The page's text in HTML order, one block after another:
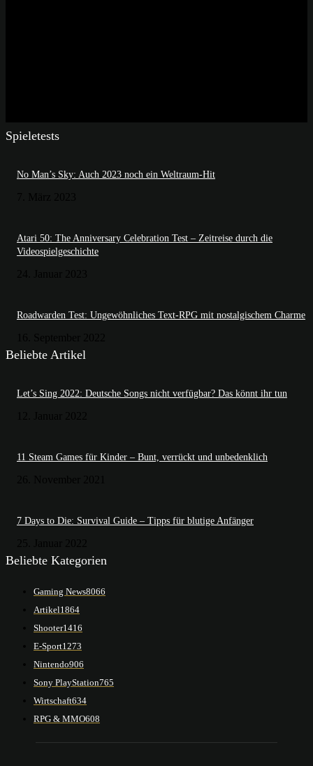
Spieletests
No Man’s Sky: Auch 2023 noch ein Weltraum-Hit
Atari 50: The Anniversary Celebration Test – Zeitreise durch die
Videospielgeschichte
Roadwarden Test: Ungewöhnliches Text-RPG mit nostalgischem Charme
Beliebte Artikel
Let’s Sing 2022: Deutsche Songs nicht verfügbar? Das könnt ihr tun
11 Steam Games für Kinder – Bunt, verrückt und unbedenklich
7 Days to Die: Survival Guide – Tipps für blutige Anfänger
Beliebte Kategorien
Gaming News8066
Artikel1864
Shooter1416
E-Sport1273
Nintendo906
Sony PlayStation765
Wirtschaft634
RPG & MMO608